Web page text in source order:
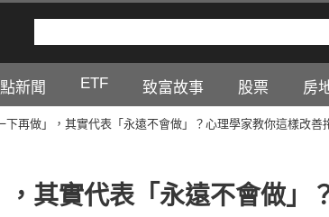
新聞 ETF 致富故事 股票 房
下再做」，其實代表「永遠不會做」？心理學家教你這樣改
，其實代表「永遠不會做」